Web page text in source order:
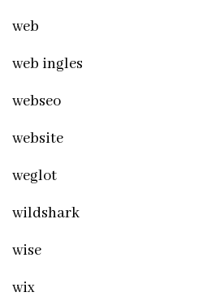
web
web ingles
webseo
website
weglot
wildshark
wise
wix